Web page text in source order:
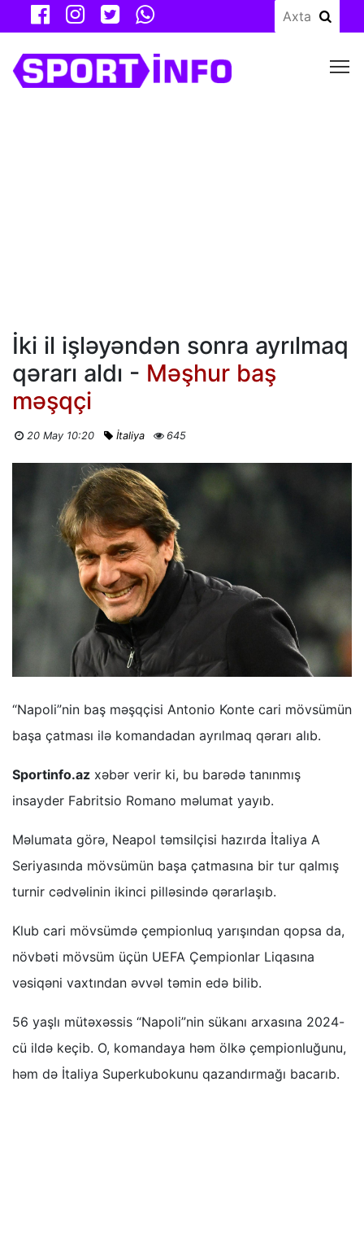
İki il işləyəndən sonra ayrılmaq
qərarı aldı - Məşhur baş
məşqçi
20 May 10:20 İtaliya 645
“Napoli”nin baş məşqçisi Antonio Konte cari mövsümün
başa çatması ilə komandadan ayrılmaq qərarı alıb.
Sportinfo.az xəbər verir ki, bu barədə tanınmış
insayder Fabritsio Romano məlumat yayıb.
Məlumata görə, Neapol təmsilçisi hazırda İtaliya A
Seriyasında mövsümün başa çatmasına bir tur qalmış
turnir cədvəlinin ikinci pilləsində qərarlaşıb.
Klub cari mövsümdə çempionluq yarışından qopsa da,
növbəti mövsüm üçün UEFA Çempionlar Liqasına
vəsiqəni vaxtından əvvəl təmin edə bilib.
56 yaşlı mütəxəssis “Napoli”nin sükanı arxasına 2024-
cü ildə keçib. O, komandaya həm ölkə çempionluğunu,
həm də İtaliya Superkubokunu qazandırmağı bacarıb.